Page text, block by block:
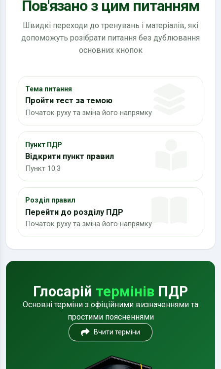
Пов'язано з цим питанням
Швидкі переходи до тренувань і матеріалів, які
допоможуть розібрати питання без дублювання
основних кнопок
Тема питання
Пройти тест за темою
Початок руху та зміна його напрямку
Пункт ПДР
Відкрити пункт правил
Пункт 10.3
Розділ правил
Перейти до розділу ПДР
Початок руху та зміна його напрямку
Глосарій термінів ПДР
Основні терміни з офіційними визначеннями та
простими поясненнями
Вчити терміни